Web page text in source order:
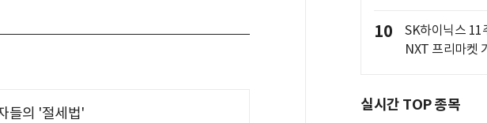
들의 '절세법'
10
SK하이닉스
NXT 프리마켓
실시간 TOP 종목